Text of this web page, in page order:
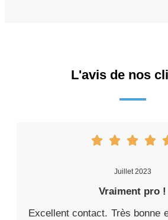
L'avis de nos
Juillet 2023
Vraiment pro !
Excellent contact. Très bonne